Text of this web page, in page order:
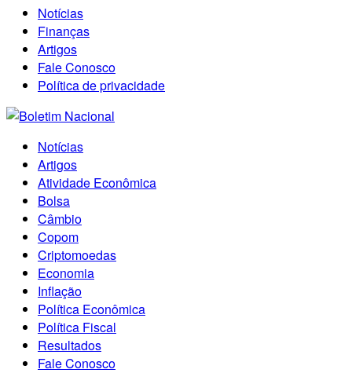
Notícias
Finanças
Artigos
Fale Conosco
Política de privacidade
Notícias
Artigos
Atividade Econômica
Bolsa
Câmbio
Copom
Criptomoedas
Economia
Inflação
Política Econômica
Política Fiscal
Resultados
Fale Conosco